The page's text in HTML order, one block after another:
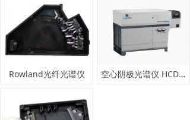
Rowland光纤光谱仪 空心阴极光谱仪 HCD1000